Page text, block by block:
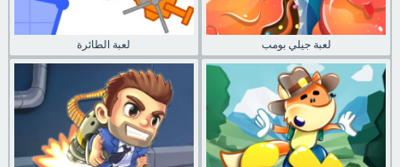
لعبة الطائرة لعبة جيلي بومب